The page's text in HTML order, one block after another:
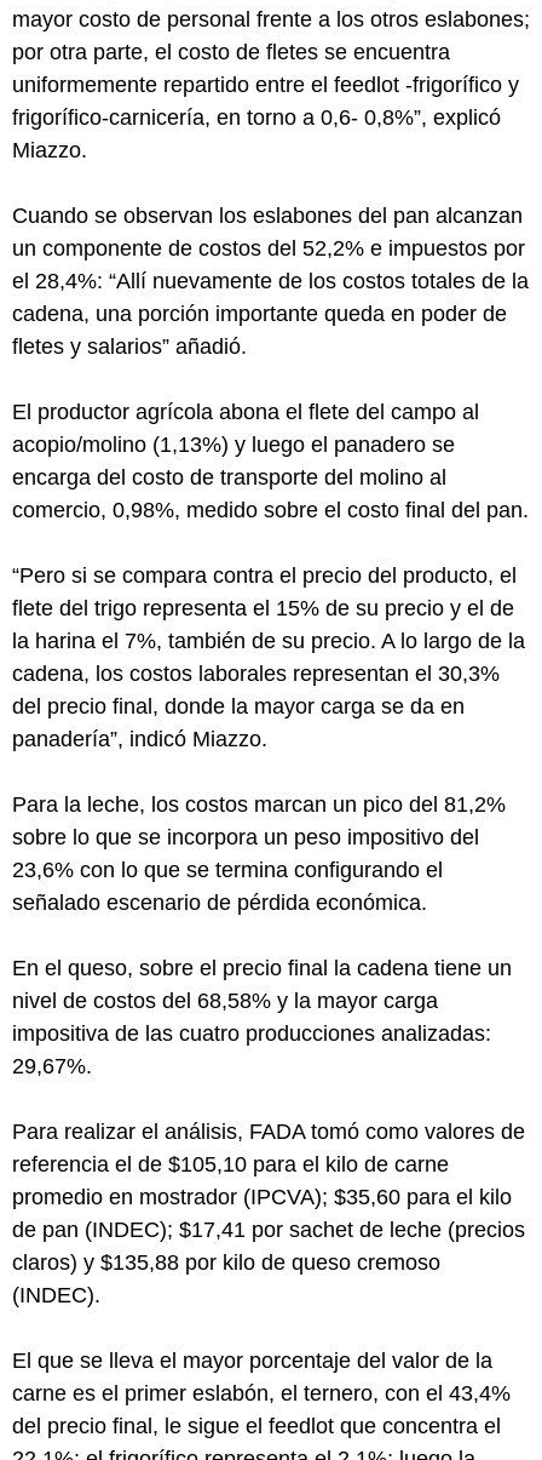
mayor costo de personal frente a los otros eslabones;
por otra parte, el costo de fletes se encuentra
uniformemente repartido entre el feedlot -frigorífico y
frigorífico-carnicería, en torno a 0,6- 0,8%”, explicó
Miazzo.
Cuando se observan los eslabones del pan alcanzan
un componente de costos del 52,2% e impuestos por
el 28,4%: “Allí nuevamente de los costos totales de la
cadena, una porción importante queda en poder de
fletes y salarios” añadió.
El productor agrícola abona el flete del campo al
acopio/molino (1,13%) y luego el panadero se
encarga del costo de transporte del molino al
comercio, 0,98%, medido sobre el costo final del pan.
“Pero si se compara contra el precio del producto, el
flete del trigo representa el 15% de su precio y el de
la harina el 7%, también de su precio. A lo largo de la
cadena, los costos laborales representan el 30,3%
del precio final, donde la mayor carga se da en
panadería”, indicó Miazzo.
Para la leche, los costos marcan un pico del 81,2%
sobre lo que se incorpora un peso impositivo del
23,6% con lo que se termina configurando el
señalado escenario de pérdida económica.
En el queso, sobre el precio final la cadena tiene un
nivel de costos del 68,58% y la mayor carga
impositiva de las cuatro producciones analizadas:
29,67%.
Para realizar el análisis, FADA tomó como valores de
referencia el de $105,10 para el kilo de carne
promedio en mostrador (IPCVA); $35,60 para el kilo
de pan (INDEC); $17,41 por sachet de leche (precios
claros) y $135,88 por kilo de queso cremoso
(INDEC).
El que se lleva el mayor porcentaje del valor de la
carne es el primer eslabón, el ternero, con el 43,4%
del precio final, le sigue el feedlot que concentra el